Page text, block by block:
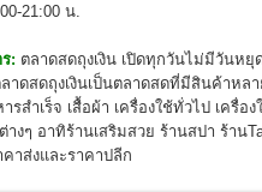
21:00 น.
: ตลาดสดถุงเงิน เปิดทุกวันไม่มีวันหยุ
ลาดสดถุงเงินเป็นตลาดสดที่มีสินค้าหล
สำเร็จ เสื้อผ้า เครื่องใช้ทั่วไป เครื่อง
างๆ อาทิร้านเสริมสวย ร้านสปา ร้าน
าส่งและราคาปลีก